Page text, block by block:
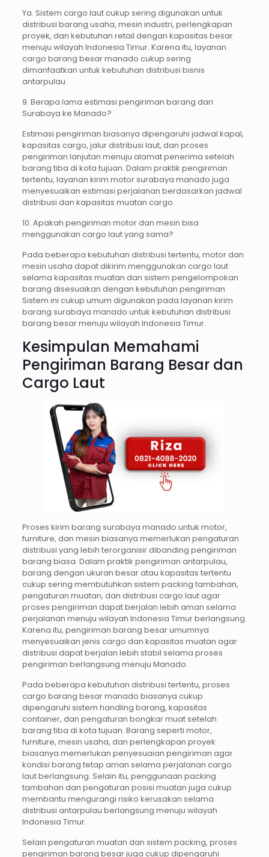
Ya. Sistem cargo laut cukup sering digunakan untuk
distribusi barang usaha, mesin industri, perlengkapan
proyek, dan kebutuhan retail dengan kapasitas besar
menuju wilayah Indonesia Timur. Karena itu, layanan
cargo barang besar manado cukup sering
dimanfaatkan untuk kebutuhan distribusi bisnis
antarpulau.
9. Berapa lama estimasi pengiriman barang dari
Surabaya ke Manado?
Estimasi pengiriman biasanya dipengaruhi jadwal kapal,
kapasitas cargo, jalur distribusi laut, dan proses
pengiriman lanjutan menuju alamat penerima setelah
barang tiba di kota tujuan. Dalam praktik pengiriman
tertentu, layanan kirim motor surabaya manado juga
menyesuaikan estimasi perjalanan berdasarkan jadwal
distribusi dan kapasitas muatan cargo.
10. Apakah pengiriman motor dan mesin bisa
menggunakan cargo laut yang sama?
Pada beberapa kebutuhan distribusi tertentu, motor dan
mesin usaha dapat dikirim menggunakan cargo laut
selama kapasitas muatan dan sistem pengelompokan
barang disesuaikan dengan kebutuhan pengiriman.
Sistem ini cukup umum digunakan pada layanan kirim
barang surabaya manado untuk kebutuhan distribusi
barang besar menuju wilayah Indonesia Timur.
Kesimpulan Memahami
Pengiriman Barang Besar dan
Cargo Laut
Proses kirim barang surabaya manado untuk motor,
furniture, dan mesin biasanya memerlukan pengaturan
distribusi yang lebih terorganisir dibanding pengiriman
barang biasa. Dalam praktik pengiriman antarpulau,
barang dengan ukuran besar atau kapasitas tertentu
cukup sering membutuhkan sistem packing tambahan,
pengaturan muatan, dan distribusi cargo laut agar
proses pengiriman dapat berjalan lebih aman selama
perjalanan menuju wilayah Indonesia Timur berlangsung.
Karena itu, pengiriman barang besar umumnya
menyesuaikan jenis cargo dan kapasitas muatan agar
distribusi dapat berjalan lebih stabil selama proses
pengiriman berlangsung menuju Manado.
Pada beberapa kebutuhan distribusi tertentu, proses
cargo barang besar manado biasanya cukup
dipengaruhi sistem handling barang, kapasitas
container, dan pengaturan bongkar muat setelah
barang tiba di kota tujuan. Barang seperti motor,
furniture, mesin usaha, dan perlengkapan proyek
biasanya memerlukan penyesuaian pengiriman agar
kondisi barang tetap aman selama perjalanan cargo
laut berlangsung. Selain itu, penggunaan packing
tambahan dan pengaturan posisi muatan juga cukup
membantu mengurangi risiko kerusakan selama
distribusi antarpulau berlangsung menuju wilayah
Indonesia Timur.
Selain pengaturan muatan dan sistem packing, proses
pengiriman barang besar juga cukup dipengaruhi